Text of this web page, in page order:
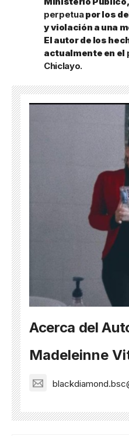
perpetuapor los
y violación a una
El autor de los
actualmente en el
Chiclayo.
Acerca del
Madeleinne